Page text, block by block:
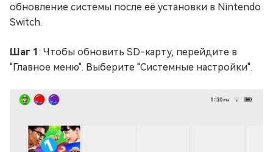
обновление системы после её установки в Nintendo
Switch.
Шаг 1: Чтобы обновить SD-карту, перейдите в
"Главное меню". Выберите "Системные настройки".